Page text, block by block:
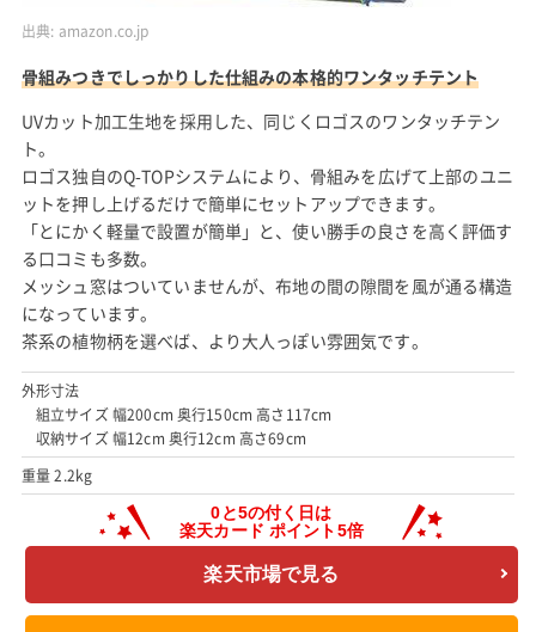
出典: amazon.co.jp
骨組みつきでしっかりした仕組みの本格的ワンタッチテント
UVカット加工生地を採用した、同じくロゴスのワンタッチテン
ト。
ロゴス独自のQ-TOPシステムにより、骨組みを広げて上部のユニ
ットを押し上げるだけで簡単にセットアップできます。
「とにかく軽量で設置が簡単」と、使い勝手の良さを高く評価す
る口コミも多数。
メッシュ窓はついていませんが、布地の間の隙間を風が通る構造
になっています。
茶系の植物柄を選べば、より大人っぽい雰囲気です。
外形寸法
組立サイズ 幅200cm 奥行150cm 高さ117cm
収納サイズ 幅12cm 奥行12cm 高さ69cm
重量 2.2kg
楽天市場で見る